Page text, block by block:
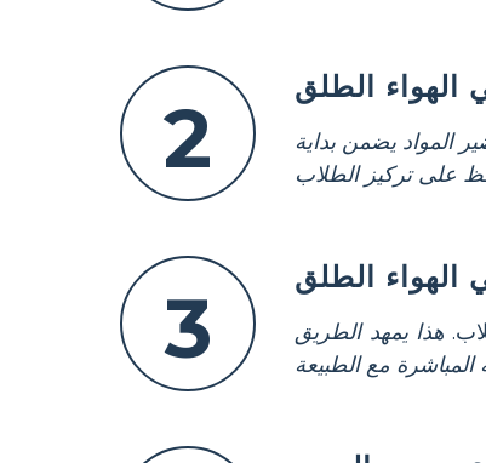
2
الطلق
المواد يضمن بداية
على تركيز الطلاب
3
الهواء الطلق
هذا يمهد الطريق
المباشرة مع الطبيعة